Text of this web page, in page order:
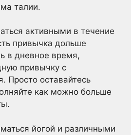
талии.
активными в течение
привычка дольше
в дневное время,
привычку с
Просто оставайтесь
как можно больше
йогой и различными